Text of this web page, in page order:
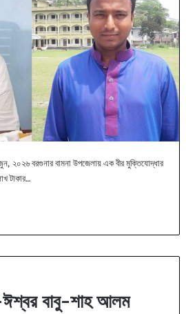
২০২৬ বরগুনার বামনা উপজেলায় এক বীর মুক্তিযোদ্ধার
টাকার…
বাবু-শাহ আলম